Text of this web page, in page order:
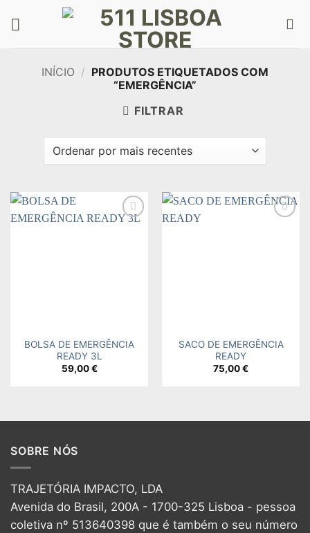
INÍCIO / PRODUTOS ETIQUETADOS COM
“EMERGÊNCIA”
FILTRAR
BOLSA DE EMERGÊNCIA
READY 3L
59,00€
SACO DE EMERGÊNCIA
READY
75,00€
SOBRE NÓS
TRAJETÓRIA IMPACTO, LDA
Avenida do Brasil, 200A - 1700-325 Lisboa - pessoa
coletiva nº 513640398 que é também o seu número